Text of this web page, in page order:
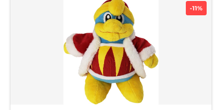
-11%